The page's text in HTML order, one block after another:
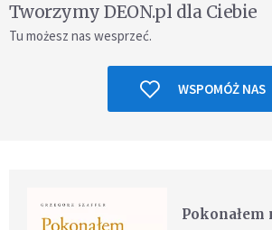
Tworzymy DEON.pl dla Ciebie
Tu możesz nas wesprzeć.
WSPOMÓŻ NAS
Pokonałem